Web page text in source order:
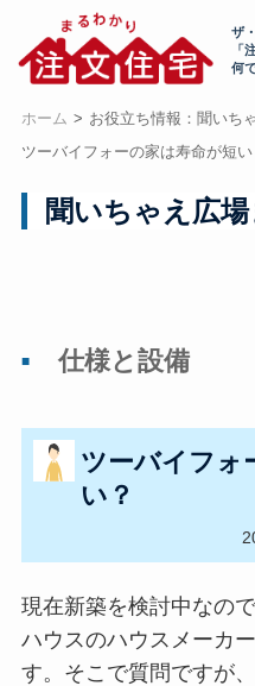
ザ
「
何
ホーム お役立ち情報：聞いち
ツーバイフォーの家は寿命が短い
聞いちゃえ広
仕様と設備
ツーバイフォ
い？
現在新築を検討中なの
ハウスのハウスメーカ
す。そこで質問ですが